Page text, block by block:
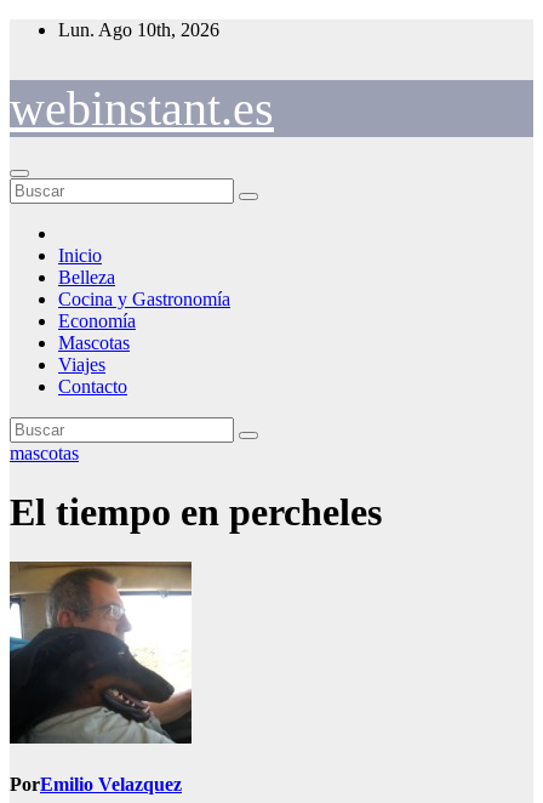
Saltar
Lun. Ago 10th, 2026
webinstant.es
Inicio
Belleza
Cocina y Gastronomía
Economía
Mascotas
Viajes
Contacto
mascotas
El tiempo en percheles
PorEmilio Velazquez